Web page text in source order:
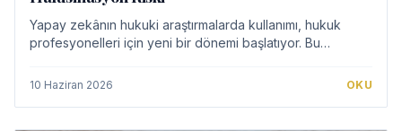
Yapay zekânın hukuki araştırmalarda kullanımı, hukuk
profesyonelleri için yeni bir dönemi başlatıyor. Bu
avantajlar kadar, "halüsinasyon" gibi po…
10 Haziran 2026 OKU